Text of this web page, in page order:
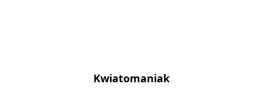
Kwiatomaniak